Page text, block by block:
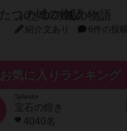
ふたつの城の物語
紹介文あり 6件の投稿
お気に入りランキング
宝石の煌き
4040名